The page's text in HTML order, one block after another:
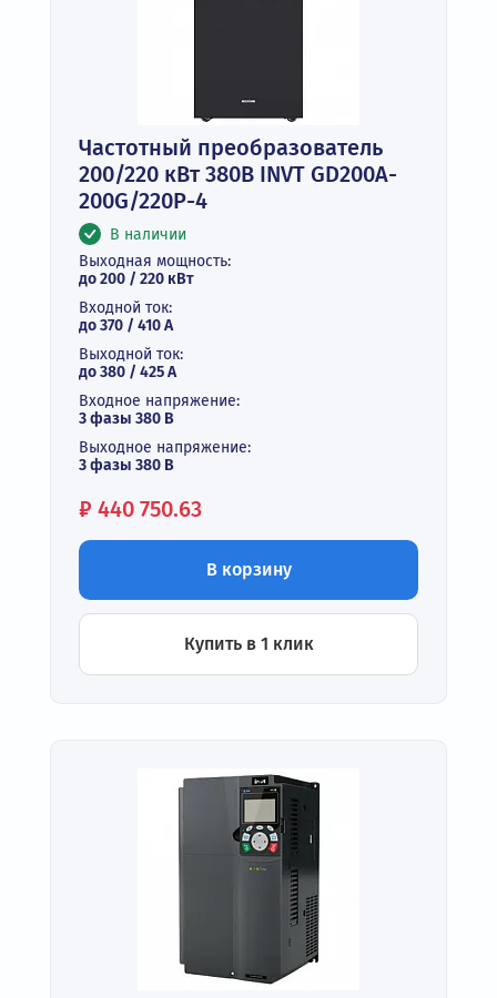
Частотный преобразователь
200/220 кВт 380В INVT GD200A-
200G/220P-4
В наличии
Выходная мощность:
до 200 / 220 кВт
Входной ток:
до 370 / 410 А
Выходной ток:
до 380 / 425 А
Входное напряжение:
3 фазы 380 В
Выходное напряжение:
3 фазы 380 В
Цена:
₽ 440 750.63
В корзину
Купить в 1 клик